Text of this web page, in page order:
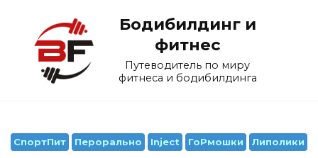
содержанию
Бодибилдинг и
фитнес
Путеводитель по миру
фитнеса и бодибилдинга
СпортПит Перорально Inject ГоРмошки Липолики